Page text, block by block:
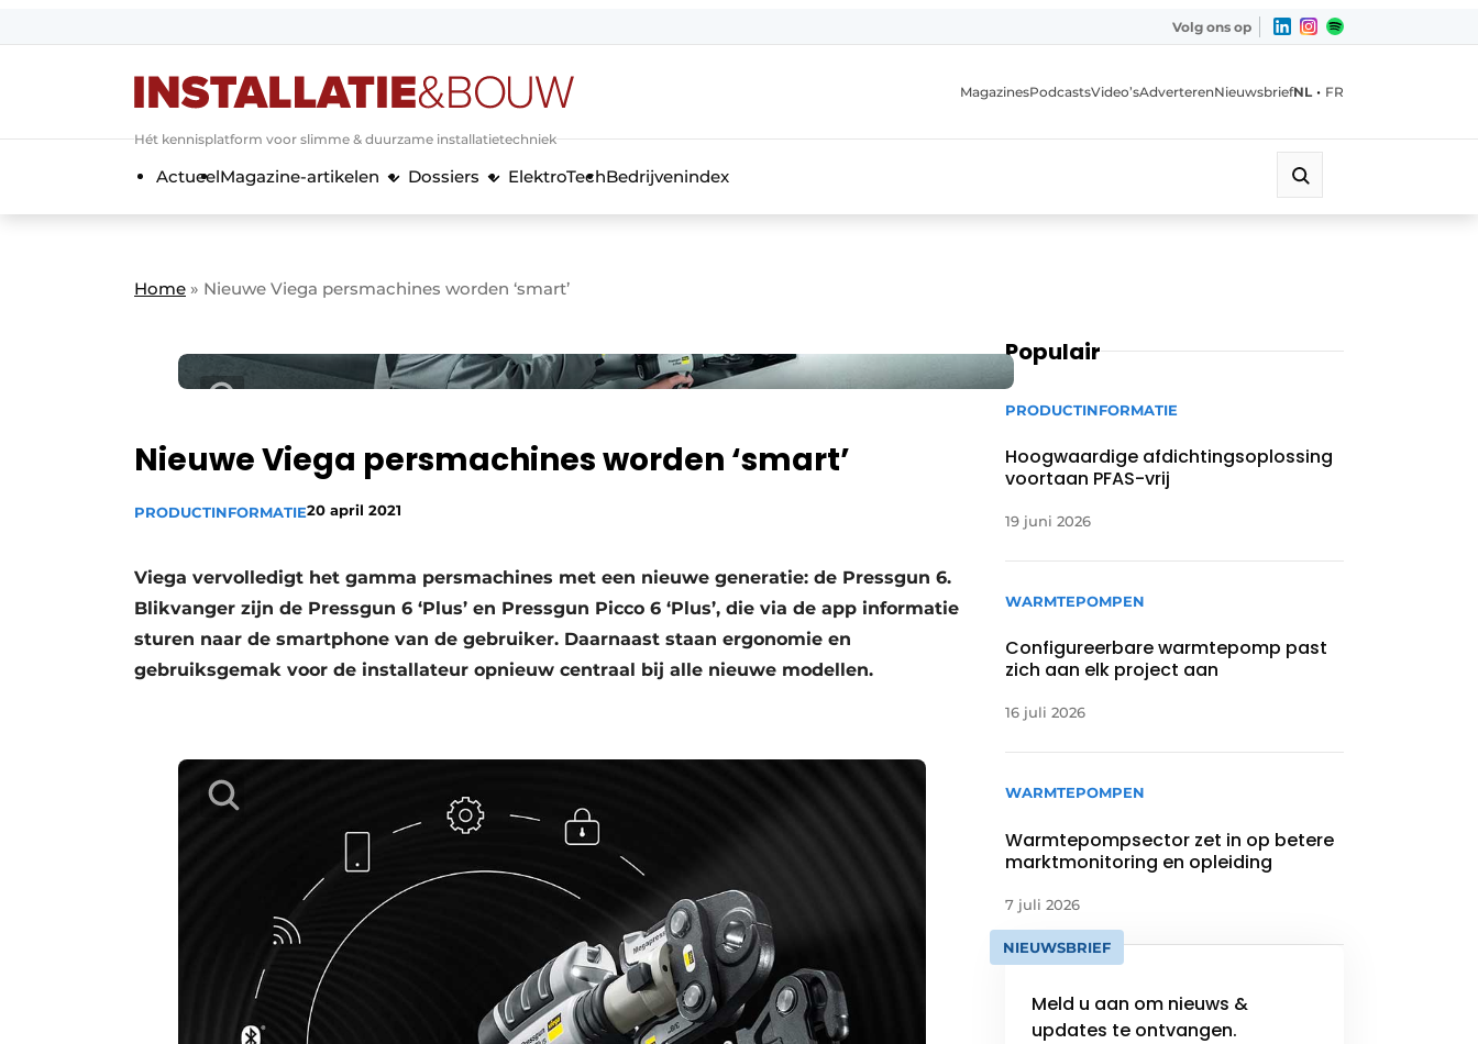
Algemene voorwaarden
Banner overzicht
BedrijvenAanmeldenBedankt voor de aanmelding
Bedrijven
Evenement aanmelden
Meest gelezen
Privacy / Cookie statement
Vacature aanmelden
Volg ons op
Hét kennisplatform voor slimme & duurzame installatietechniek
MagazinesPodcastsVideo’sAdverterenNieuwsbriefNL • FR
ActueelMagazine-artikelen Dossiers ElektroTechBedrijvenindex
Home » Nieuwe Viega persmachines worden ‘smart’
Nieuwe Viega persmachines worden ‘smart’
PRODUCTINFORMATIE20 april 2021
Viega vervolledigt het gamma persmachines met een nieuwe generatie: de Pressgun 6.
Blikvanger zijn de Pressgun 6 ‘Plus’ en Pressgun Picco 6 ‘Plus’, die via de app informatie
sturen naar de smartphone van de gebruiker. Daarnaast staan ergonomie en
gebruiksgemak voor de installateur opnieuw centraal bij alle nieuwe modellen.
Populair
PRODUCTINFORMATIE
Hoogwaardige afdichtingsoplossing
voortaan PFAS-vrij
19 juni 2026
WARMTEPOMPEN
Configureerbare warmtepomp past
zich aan elk project aan
16 juli 2026
WARMTEPOMPEN
Warmtepompsector zet in op betere
marktmonitoring en opleiding
7 juli 2026
NIEUWSBRIEF
Meld u aan om nieuws &
updates te ontvangen.